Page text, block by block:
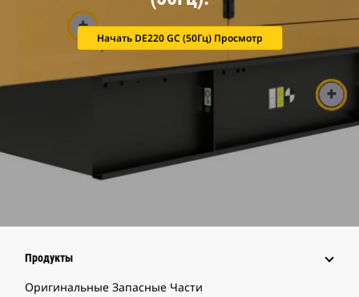
Начать DE220 GC (50Гц) Просмотр
Продукты
Оригинальные Запасные Части